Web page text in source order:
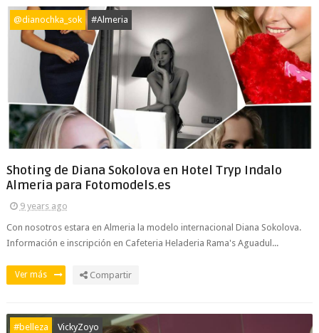
@dianochka_sok #Almeria
Shoting de Diana Sokolova en Hotel Tryp Indalo
Almeria para Fotomodels.es
9 years ago
Con nosotros estara en Almeria la modelo internacional Diana Sokolova.
Información e inscripción en Cafeteria Heladeria Rama's Aguadul...
Ver más Compartir
#belleza VickyZoyo